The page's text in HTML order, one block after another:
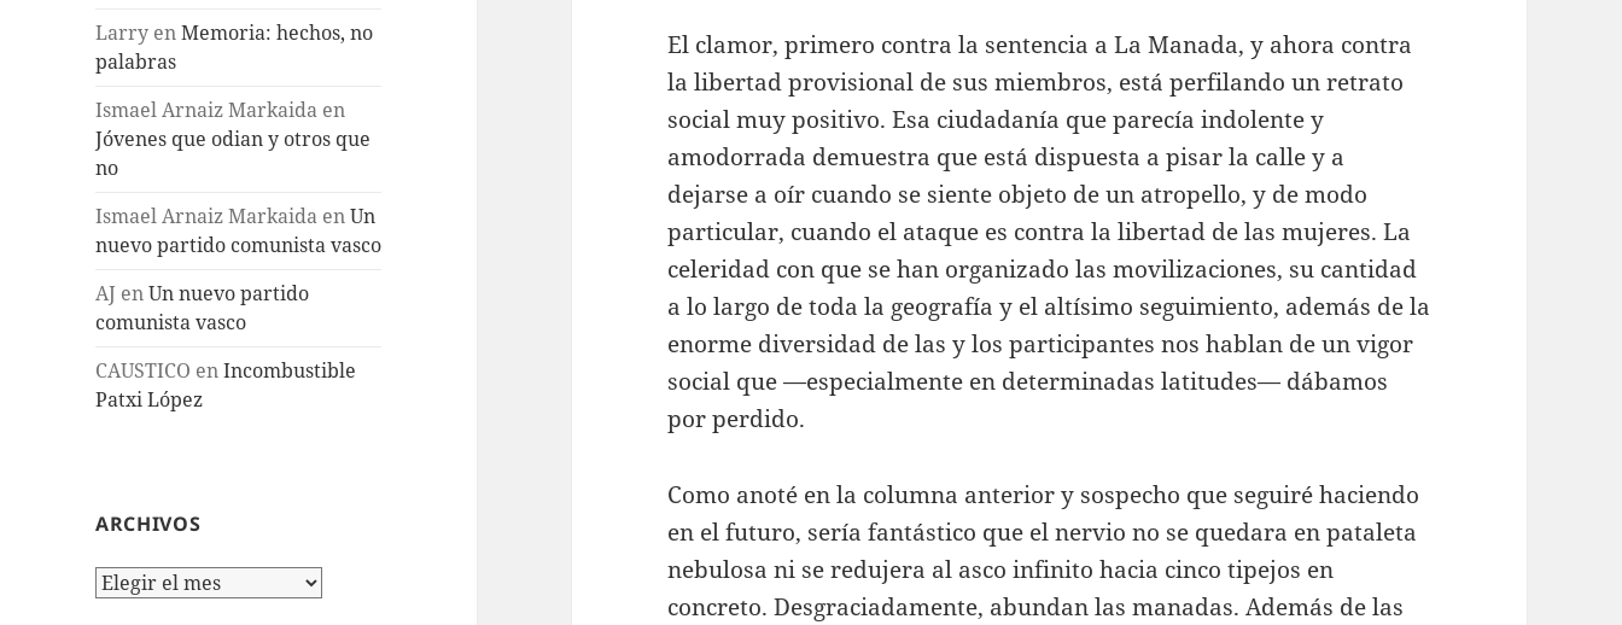
Larry enMemoria: hechos, no
palabras
Ismael Arnaiz Markaida en
Jóvenes que odian y otros que
no
Ismael Arnaiz Markaida enUn
nuevo partido comunista vasco
AJ enUn nuevo partido
comunista vasco
CAUSTICO enIncombustible
Patxi López
ARCHIVOS
Archivos
El clamor, primero contra la sentencia a La Manada, y ahora contra
la libertad provisional de sus miembros, está perfilando un retrato
social muy positivo. Esa ciudadanía que parecía indolente y
amodorrada demuestra que está dispuesta a pisar la calle y a
dejarse a oír cuando se siente objeto de un atropello, y de modo
particular, cuando el ataque es contra la libertad de las mujeres. La
celeridad con que se han organizado las movilizaciones, su cantidad
a lo largo de toda la geografía y el altísimo seguimiento, además de la
enorme diversidad de las y los participantes nos hablan de un vigor
social que —especialmente en determinadas latitudes— dábamos
por perdido.
Como anoté en la columna anterior y sospecho que seguiré haciendo
en el futuro, sería fantástico que el nervio no se quedara en pataleta
nebulosa ni se redujera al asco infinito hacia cinco tipejos en
concreto. Desgraciadamente, abundan las manadas. Además de las